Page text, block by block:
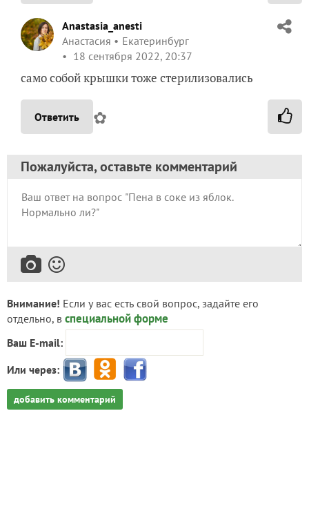
Anastasia_anesti
Анастасия
Екатеринбург
18 сентября 2022, 20:37
само собой крышки тоже стерилизовались
Ответить ✿
Пожалуйста, оставьте комментарий
Внимание! Если у вас есть свой вопрос, задайте его
отдельно, в специальной форме
Ваш E-mail:
Или через:
добавить комментарий